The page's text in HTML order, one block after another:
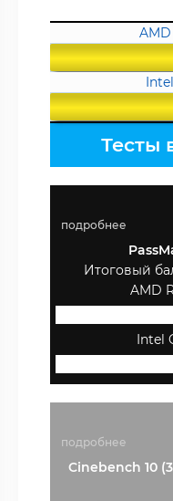
AMD
Тесты
подробнее
Итоговый
AMD
Intel
подробнее
Cinebench 10